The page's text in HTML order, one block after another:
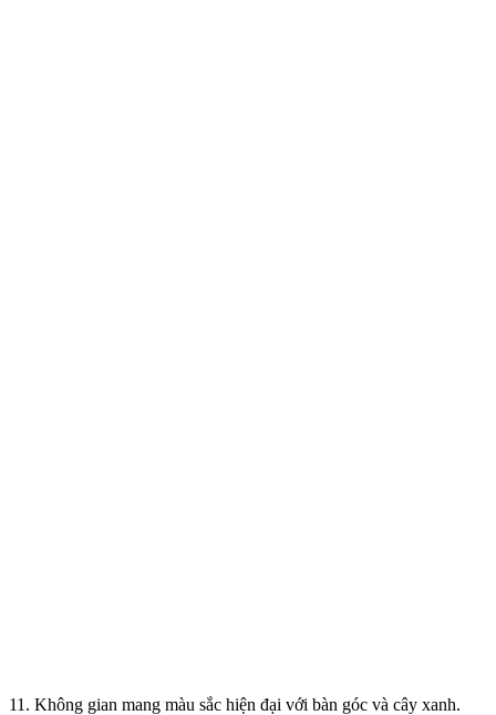
11. Không gian mang màu sắc hiện đại với bàn góc và cây xanh.